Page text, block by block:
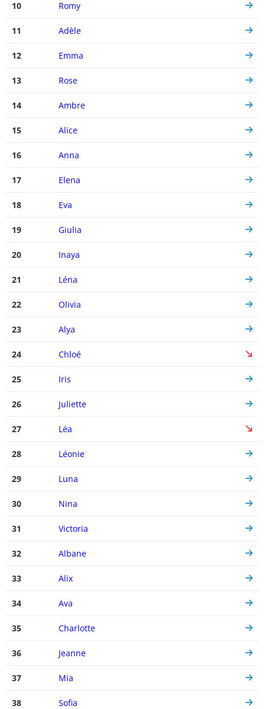
10 Romy
11 Adèle
12 Emma
13 Rose
14 Ambre
15 Alice
16 Anna
17 Elena
18 Eva
19 Giulia
20 Inaya
21 Léna
22 Olivia
23 Alya
24 Chloé
25 Iris
26 Juliette
27 Léa
28 Léonie
29 Luna
30 Nina
31 Victoria
32 Albane
33 Alix
34 Ava
35 Charlotte
36 Jeanne
37 Mia
38 Sofia